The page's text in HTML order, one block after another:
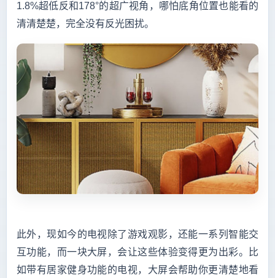
1.8%超低反和178°的超广视角，哪怕底角位置也能看的
清清楚楚，完全没有反光困扰。
此外，现如今的电视除了游戏观影，还能一系列智能交
互功能，而一块大屏，会让这些体验变得更为出彩。比
如带有居家健身功能的电视，大屏会帮助你更清楚地看